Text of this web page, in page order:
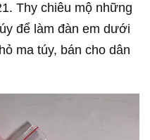
Thy chiêu mộ những
để làm đàn em dưới
ma túy, bán cho dân